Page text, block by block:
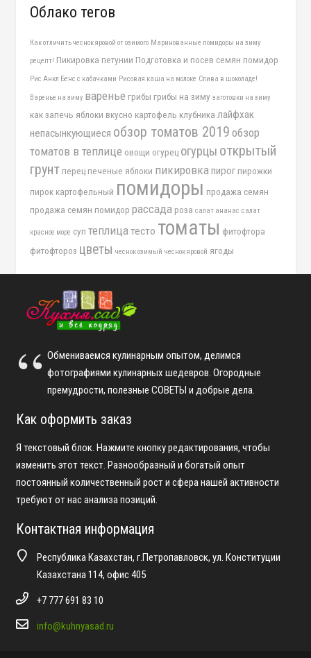
Облако тегов
Как отличить чеснок яровой от озимого Маринованные помидоры на зиму
рецепт! Пикировка петунии Подготовка и посев семян помидор
Рис Анкл Бенс с кабачками Рисовая каша на молоке Слива в шоколаде!
Варенье на зиму варенье грибы грибы на зиму заготовки на зиму
как запечь яблоки вкусно картофель клубника лайфхак
непасынкующиеся обзор томатов 2019 обзор
томатов в теплице овощи огурец огурцы открытый
грунт перец печеные яблоки пикировка пирог пирожки
пирок картофельный помидоры продажа семян
продажа семян помидор рассада роза салат ананас салат
красное море суп теплица тесто томаты фитофтора
фитофтороз цветы чеснок озимый чеснок яровой ягоды
Обмениваемся кулинарным опытом, делимся
фотографиями кулинарных шедевров. Огородные
премудрости, полезные СОВЕТЫ и добрые дела.
Как оформить заказ
Я текстовый блок. Нажмите кнопку редактирования, чтобы
изменить этот текст. Разнообразный и богатый опыт
постоянный количественный рост и сфера нашей активности
требуют от нас анализа позиций.
Контактная информация
Республика Казахстан, г.Петропавловск, ул. Конституции
Казахстана 114, офис 405
+7 777 691 83 10
info@kuhnyasad.ru